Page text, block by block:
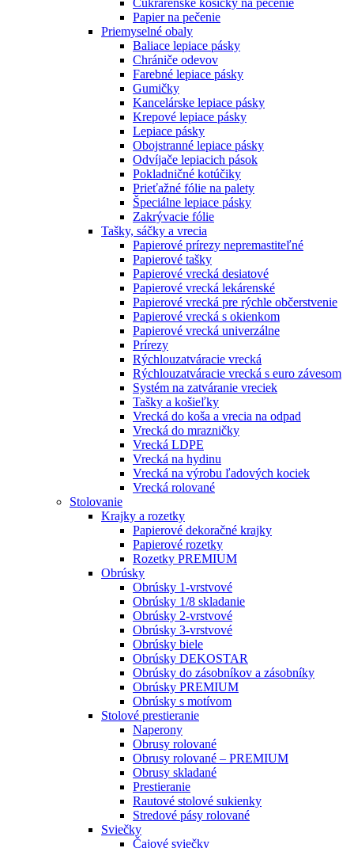
Papier na pečenie
Priemyselné obaly
Baliace lepiace pásky
Chrániče odevov
Farebné lepiace pásky
Gumičky
Kancelárske lepiace pásky
Krepové lepiace pásky
Lepiace pásky
Obojstranné lepiace pásky
Odvíjače lepiacich pások
Pokladničné kotúčiky
Prieťažné fólie na palety
Špeciálne lepiace pásky
Zakrývacie fólie
Tašky, sáčky a vrecia
Papierové prírezy nepremastiteľné
Papierové tašky
Papierové vrecká desiatové
Papierové vrecká lekárenské
Papierové vrecká pre rýchle občerstvenie
Papierové vrecká s okienkom
Papierové vrecká univerzálne
Prírezy
Rýchlouzatváracie vrecká
Rýchlouzatváracie vrecká s euro závesom
Systém na zatváranie vreciek
Tašky a košieľky
Vrecká do koša a vrecia na odpad
Vrecká do mrazničky
Vrecká LDPE
Vrecká na hydinu
Vrecká na výrobu ľadových kociek
Vrecká rolované
Stolovanie
Krajky a rozetky
Papierové dekoračné krajky
Papierové rozetky
Rozetky PREMIUM
Obrúsky
Obrúsky 1-vrstvové
Obrúsky 1/8 skladanie
Obrúsky 2-vrstvové
Obrúsky 3-vrstvové
Obrúsky biele
Obrúsky DEKOSTAR
Obrúsky do zásobníkov a zásobníky
Obrúsky PREMIUM
Obrúsky s motívom
Stolové prestieranie
Naperony
Obrusy rolované
Obrusy rolované – PREMIUM
Obrusy skladané
Prestieranie
Rautové stolové sukienky
Stredové pásy rolované
Sviečky
Čajové sviečky